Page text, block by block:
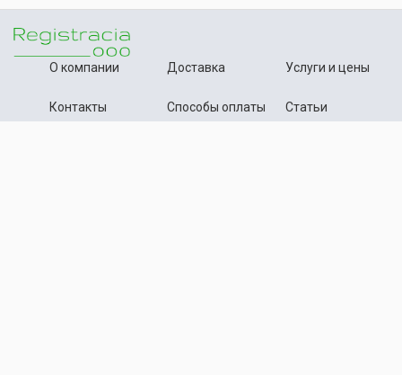
О компании
Контакты
Доставка
Способы оплаты
Услуги и цены
Статьи